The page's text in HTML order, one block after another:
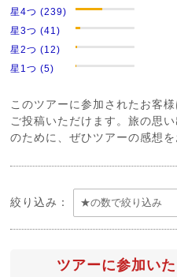
星4つ (239)
星3つ (41)
星2つ (12)
星1つ (5)
このツアーに参加されたお客
ご投稿いただけます。旅の思
のために、ぜひツアーの感想を
絞り込み：
ツアーに参加い